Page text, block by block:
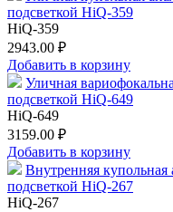
подсветкой HiQ-359
HiQ-359
2943.00 ₽
Добавить в корзину
Уличная
подсветкой HiQ-649
HiQ-649
3159.00 ₽
Добавить в корзину
Внутренняя
подсветкой HiQ-267
HiQ-267